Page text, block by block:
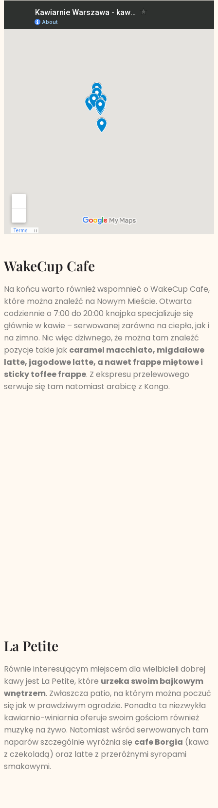
WakeCup Cafe
Na końcu warto również wspomnieć o WakeCup Cafe,
które można znaleźć na Nowym Mieście. Otwarta
codziennie o 7:00 do 20:00 knajpka specjalizuje się
głównie w kawie – serwowanej zarówno na ciepło, jak i
na zimno. Nic więc dziwnego, że można tam znaleźć
pozycje takie jak caramel macchiato, migdałowe
latte, jagodowe latte, a nawet frappe miętowe i
sticky toffee frappe. Z ekspresu przelewowego
serwuje się tam natomiast arabicę z Kongo.
La Petite
Równie interesującym miejscem dla wielbicieli dobrej
kawy jest La Petite, które urzeka swoim bajkowym
wnętrzem. Zwłaszcza patio, na którym można poczuć
się jak w prawdziwym ogrodzie. Ponadto ta niezwykła
kawiarnio-winiarnia oferuje swoim gościom również
muzykę na żywo. Natomiast wśród serwowanych tam
naparów szczególnie wyróżnia się cafe Borgia (kawa
z czekoladą) oraz latte z przeróżnymi syropami
smakowymi.